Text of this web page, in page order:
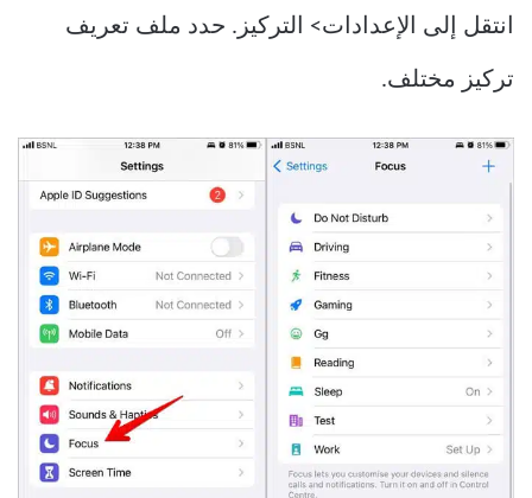
انتقل إلى الإعدادات> التركيز. حدد ملف تعريف
تركيز مختلف.